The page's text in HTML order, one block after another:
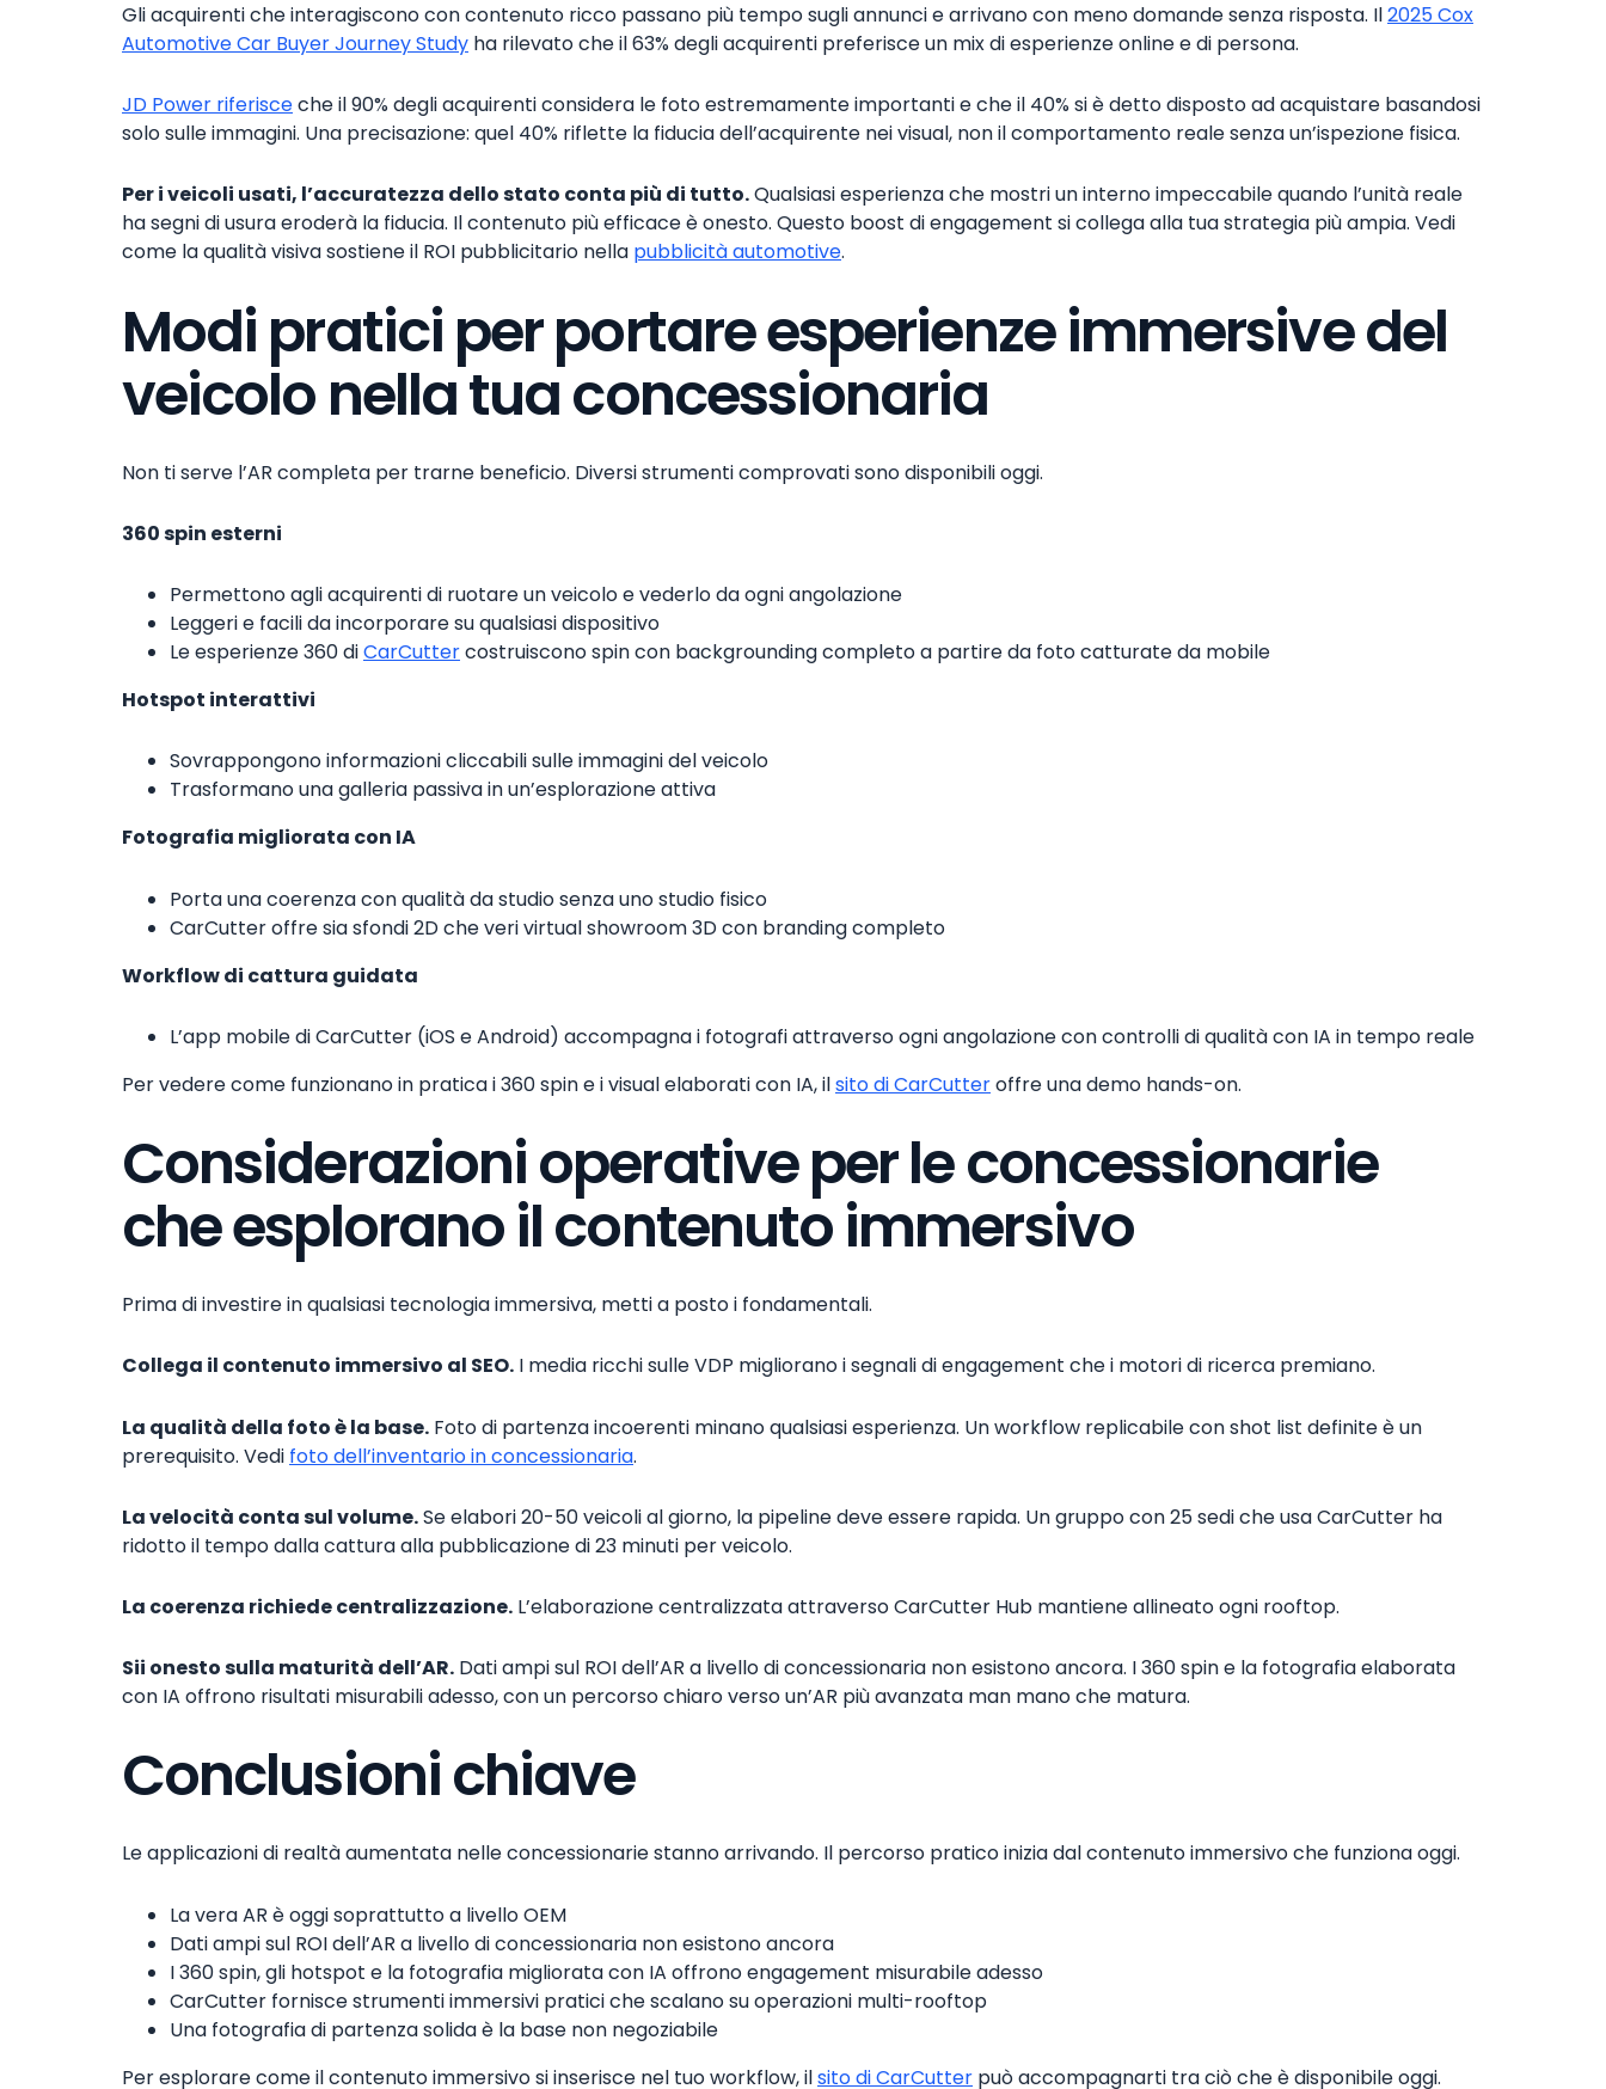
Gli acquirenti che interagiscono con contenuto ricco passano più tempo sugli annunci e arrivano con meno domande senza risposta. Il2025 Cox
Automotive Car Buyer Journey Study ha rilevato che il 63% degli acquirenti preferisce un mix di esperienze online e di persona.
JD Power riferisceche il 90% degli acquirenti considera le foto estremamente importanti e che il 40% si è detto disposto ad acquistare basandosi
solo sulle immagini. Una precisazione: quel 40% riflette la fiducia dell’acquirente nei visual, non il comportamento reale senza un’ispezione fisica.
Per i veicoli usati, l’accuratezza dello stato conta più di tutto.Qualsiasi esperienza che mostri un interno impeccabile quando l’unità reale
ha segni di usura eroderà la fiducia. Il contenuto più efficace è onesto. Questo boost di engagement si collega alla tua strategia più ampia. Vedi
come la qualità visiva sostiene il ROI pubblicitario nella pubblicità automotive.
Modi pratici per portare esperienze immersive del
veicolo nella tua concessionaria
Non ti serve l’AR completa per trarne beneficio. Diversi strumenti comprovati sono disponibili oggi.
360 spin esterni
Permettono agli acquirenti di ruotare un veicolo e vederlo da ogni angolazione
Leggeri e facili da incorporare su qualsiasi dispositivo
Le esperienze 360 diCarCuttercostruiscono spin con backgrounding completo a partire da foto catturate da mobile
Hotspot interattivi
Sovrappongono informazioni cliccabili sulle immagini del veicolo
Trasformano una galleria passiva in un’esplorazione attiva
Fotografia migliorata con IA
Porta una coerenza con qualità da studio senza uno studio fisico
CarCutter offre sia sfondi 2D che veri virtual showroom 3D con branding completo
Workflow di cattura guidata
L’app mobile di CarCutter (iOS e Android) accompagna i fotografi attraverso ogni angolazione con controlli di qualità con IA in tempo reale
Per vedere come funzionano in pratica i 360 spin e i visual elaborati con IA, ilsito di CarCutteroffre una demo hands-on.
Considerazioni operative per le concessionarie
che esplorano il contenuto immersivo
Prima di investire in qualsiasi tecnologia immersiva, metti a posto i fondamentali.
Collega il contenuto immersivo al SEO. I media ricchi sulle VDP migliorano i segnali di engagement che i motori di ricerca premiano.
La qualità della foto è la base. Foto di partenza incoerenti minano qualsiasi esperienza. Un workflow replicabile con shot list definite è un
prerequisito. Vedi foto dell’inventario in concessionaria.
La velocità conta sul volume.Se elabori 20-50 veicoli al giorno, la pipeline deve essere rapida. Un gruppo con 25 sedi che usa CarCutter ha
ridotto il tempo dalla cattura alla pubblicazione di 23 minuti per veicolo.
La coerenza richiede centralizzazione. L’elaborazione centralizzata attraverso CarCutter Hub mantiene allineato ogni rooftop.
Sii onesto sulla maturità dell’AR. Dati ampi sul ROI dell’AR a livello di concessionaria non esistono ancora. I 360 spin e la fotografia elaborata
con IA offrono risultati misurabili adesso, con un percorso chiaro verso un’AR più avanzata man mano che matura.
Conclusioni chiave
Le applicazioni di realtà aumentata nelle concessionarie stanno arrivando. Il percorso pratico inizia dal contenuto immersivo che funziona oggi.
La vera AR è oggi soprattutto a livello OEM
Dati ampi sul ROI dell’AR a livello di concessionaria non esistono ancora
I 360 spin, gli hotspot e la fotografia migliorata con IA offrono engagement misurabile adesso
CarCutter fornisce strumenti immersivi pratici che scalano su operazioni multi-rooftop
Una fotografia di partenza solida è la base non negoziabile
Per esplorare come il contenuto immersivo si inserisce nel tuo workflow, ilsito di CarCutter può accompagnarti tra ciò che è disponibile oggi.